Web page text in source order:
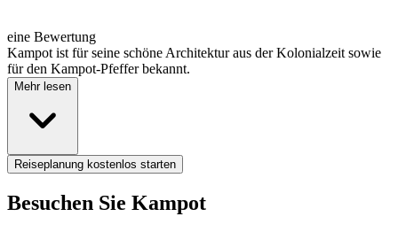
eine Bewertung
Kampot ist für seine schöne Architektur aus der Kolonialzeit sowie
für den Kampot-Pfeffer bekannt.
Mehr lesen
Reiseplanung kostenlos starten
Besuchen Sie Kampot